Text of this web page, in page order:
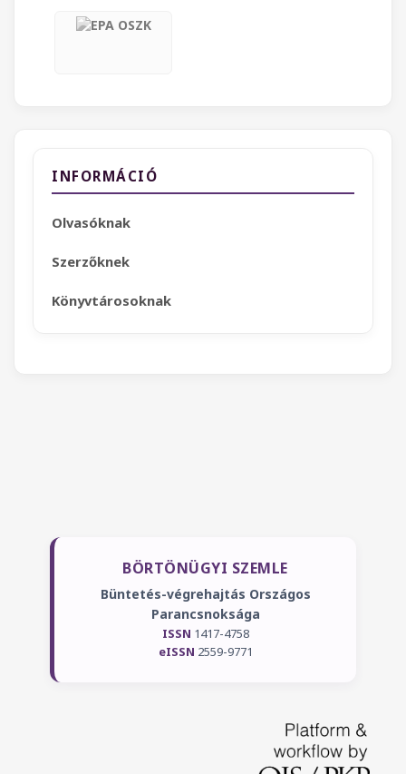
INFORMÁCIÓ
Olvasóknak
Szerzőknek
Könyvtárosoknak
BÖRTÖNÜGYI SZEMLE
Büntetés-végrehajtás Országos
Parancsnoksága
ISSN 1417-4758
eISSN 2559-9771